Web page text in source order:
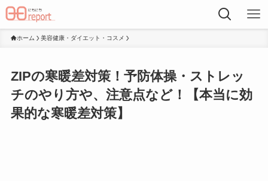
ホーム 美容健康・ダイエット・コスメ
ZIPの寒暖差対策！予防体操・ストレッ
チのやり方や、注意点など！【本当に効
果的な寒暖差対策】